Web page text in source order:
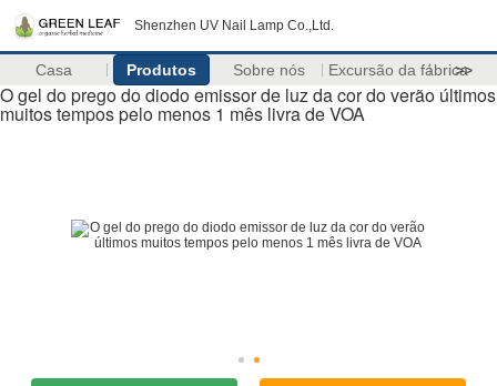
Shenzhen UV Nail Lamp Co.,Ltd.
Casa Produtos Sobre nós Excursão da fábrica
>>
O gel do prego do diodo emissor de luz da cor do verão últimos
muitos tempos pelo menos 1 mês livra de VOA